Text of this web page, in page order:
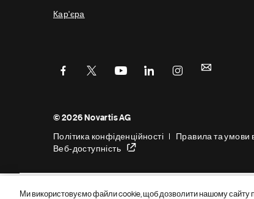
Кар'єра
Низ
колонтитула
© 2026 Novartis AG
Політика конфіденційності Правила та умови
Веб-доступність
Ми використовуємо файли cookie, щоб дозволити нашому сайту